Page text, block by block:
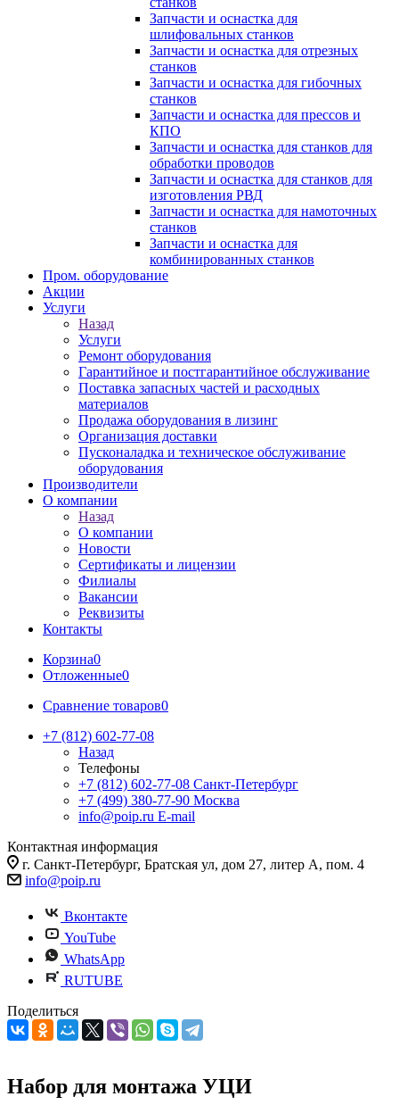
Запчасти и оснастка для
шлифовальных станков
Запчасти и оснастка для отрезных
станков
Запчасти и оснастка для гибочных
станков
Запчасти и оснастка для прессов и
КПО
Запчасти и оснастка для станков для
обработки проводов
Запчасти и оснастка для станков для
изготовления РВД
Запчасти и оснастка для намоточных
станков
Запчасти и оснастка для
комбинированных станков
Пром. оборудование
Акции
Услуги
Назад
Услуги
Ремонт оборудования
Гарантийное и постгарантийное обслуживание
Поставка запасных частей и расходных
материалов
Продажа оборудования в лизинг
Организация доставки
Пусконаладка и техническое обслуживание
оборудования
Производители
О компании
Назад
О компании
Новости
Сертификаты и лицензии
Филиалы
Вакансии
Реквизиты
Контакты
Корзина0
Отложенные0
Сравнение товаров0
+7 (812) 602-77-08
Назад
Телефоны
+7 (812) 602-77-08 Санкт-Петербург
+7 (499) 380-77-90 Москва
info@poip.ru E-mail
Контактная информация
г. Санкт-Петербург, Братская ул, дом 27, литер А, пом. 4
info@poip.ru
Вконтакте
YouTube
WhatsApp
RUTUBE
Поделиться
Набор для монтажа УЦИ